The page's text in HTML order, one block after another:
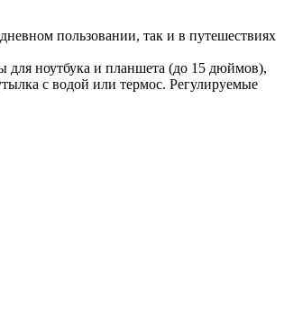
пользовании, так и в путешествиях
для ноутбука и планшета (до 15 дюймов),
с водой или термос. Регулируемые